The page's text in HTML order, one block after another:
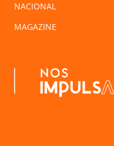
NACIONAL
MAGAZINE